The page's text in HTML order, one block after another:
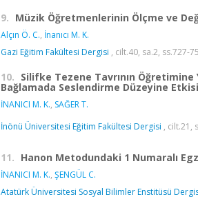
9. Müzik Öğretmenlerinin Ölçme ve
Alçın Ö. C., İnanıcı M. K.
Gazi Eğitim Fakültesi Dergisi , cilt.40, sa.2, ss.727-
10. Silifke Tezene Tavrının
Bağlamada Seslendirme Düzeyine
İNANICI M. K., SAĞER T.
İnönü Üniversitesi Eğitim Fakültesi Dergisi , cilt.21,
11. Hanon Metodundaki 1 Numaralı
İNANICI M. K., ŞENGÜL C.
Atatürk Üniversitesi Sosyal Bilimler Enstitüsü